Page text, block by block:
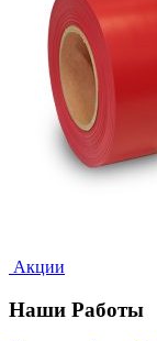
Акции
Наши Работы